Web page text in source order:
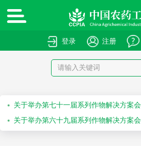
注册
登录
绿色高质量农药产品报送指南
关于申报绿色高质量农药产品的通知
关于召开“第十届农药安全科学使用专题
关于召开“2026斯里兰卡国际农化产品展